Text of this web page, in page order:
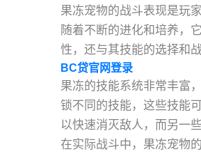
果冻宠物的战斗表现是玩
随着不断的进化和培养，
性，还与其技能的选择和
BC贷官网登录
果冻的技能系统非常丰富
锁不同的技能，这些技能
以快速消灭敌人，而另一
在实际战斗中，果冻宠物